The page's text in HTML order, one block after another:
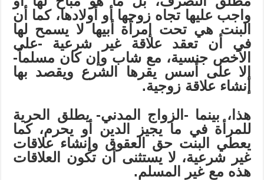
واجب عليها تجاه زوجها أو أولادها، كما أن
البنت هي تحت إمرأة أبيها لا يسمح لها
في أن تعقد علاقة غير شرعية -على
الأخص جنسية، مع شاب وإن كان مسلماً-
إلا على أسس يقرها الشرع ويقصد بها
إنشاء علاقة زوجية.
هذا، بينما -الزواج المدني- يطلق الحرية
للمرأة في ما يجيز الدين أو يحرم، كما
يعطي البنت حق العقوق وإنشاء علاقات
غير شرعية، لا يستثنى أن تكون العلاقات
هذه مع غير المسلم.